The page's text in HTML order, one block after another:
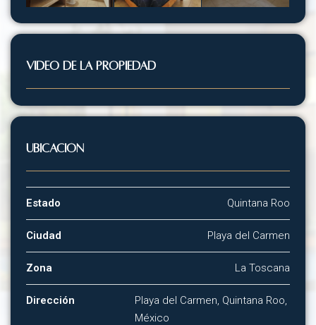
VIDEO DE LA PROPIEDAD
Ubicación
Estado Quintana Roo
Ciudad Playa del Carmen
Zona La Toscana
Dirección
Playa del Carmen, Quintana Roo,
México